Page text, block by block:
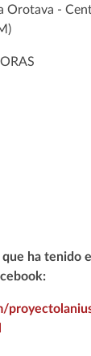
Orotava -
ha tenido